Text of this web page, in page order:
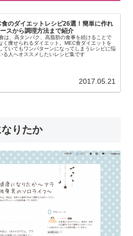
食のダイエットレシピ26選！簡単に作れ
スから調理方法まで紹介
は、高タンパク、高脂肪の食事を続けることで
く痩せられるダイエット。MEC食ダイエットを
ていてもワンパターンになってしまうレシピに悩
る人へオススメしたいレシピ集です
2017.05.21
りたか